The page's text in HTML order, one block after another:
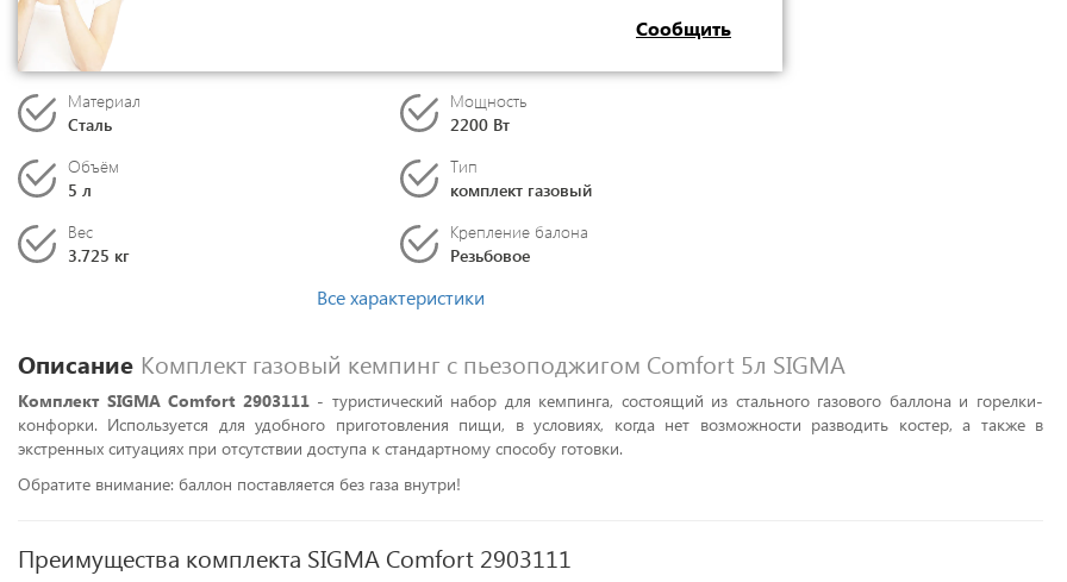
Сообщить
Материал
Сталь
Мощность
2200 Вт
Объём
5 л
Тип
комплект газовый
Вес
3.725 кг
Крепление балона
Резьбовое
Все характеристики
Описание Комплект газовый кемпинг с пьезоподжигом Comfort 5л SIGMA
Комплект SIGMA Comfort 2903111- туристический набор для кемпинга, состоящий из стального газового баллона и горелки-
конфорки. Используется для удобного приготовления пищи, в условиях, когда нет возможности разводить костер, а также в
экстренных ситуациях при отсутствии доступа к стандартному способу готовки.
Обратите внимание: баллон поставляется без газа внутри!
Преимущества комплекта SIGMA Comfort 2903111